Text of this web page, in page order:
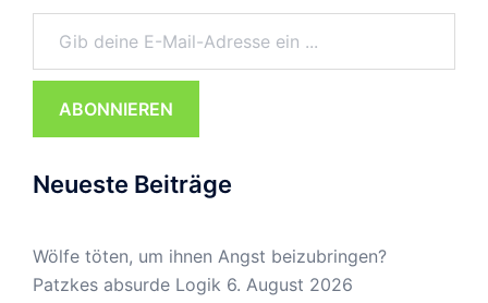
Gib deine E-Mail-Adresse ein ...
ABONNIEREN
Neueste Beiträge
Wölfe töten, um ihnen Angst beizubringen?
Patzkes absurde Logik 6. August 2026